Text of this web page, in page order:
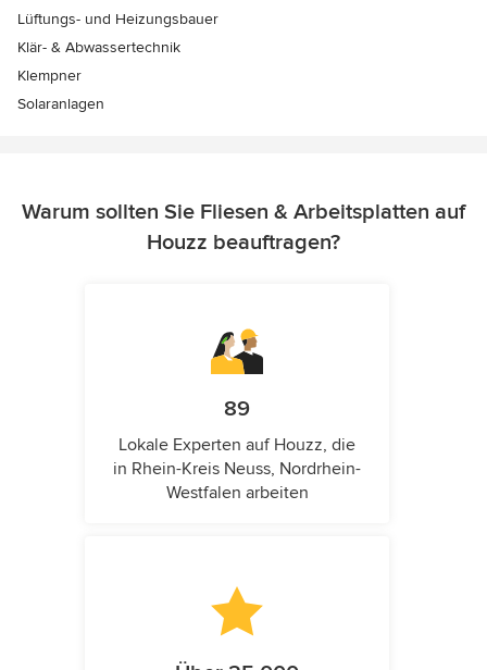
Lüftungs- und Heizungsbauer
Klär- & Abwassertechnik
Klempner
Solaranlagen
Warum sollten Sie Fliesen & Arbeitsplatten auf
Houzz beauftragen?
89
Lokale Experten auf Houzz, die
in Rhein-Kreis Neuss, Nordrhein-
Westfalen arbeiten